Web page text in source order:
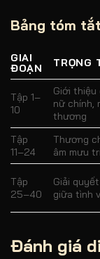
Bảng tóm
GIAI
ĐOẠN
TRỌNG
Tập 1–
10
Giới
nữ chính,
thương
Tập
11–24
Thương
âm mưu
Tập
25–40
Giải
giữa tình
Đánh giá